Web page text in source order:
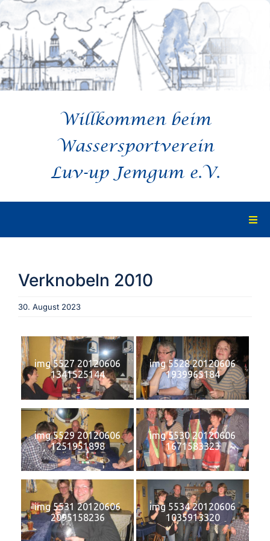
Inhalt
springen
Willkommen beim
Wassersportverein
Luv-up Jemgum e.V.
Verein
Termine
Fotogalerie
Archiv
Verknobeln 2010
30. August 2023
img 5527 20120606
1341525144
img 5528 20120606
1939965184
img 5529 20120606
1251951898
img 5530 20120606
1671583323
img 5531 20120606
2095158236
img 5534 20120606
1035913320